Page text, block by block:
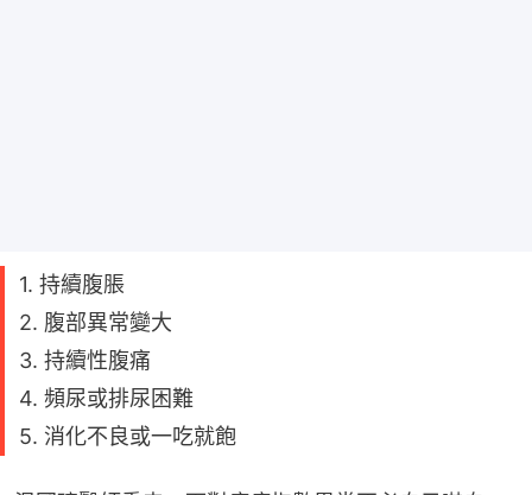
1. 持續腹脹
2. 腹部異常變大
3. 持續性腹痛
4. 頻尿或排尿困難
5. 消化不良或一吃就飽